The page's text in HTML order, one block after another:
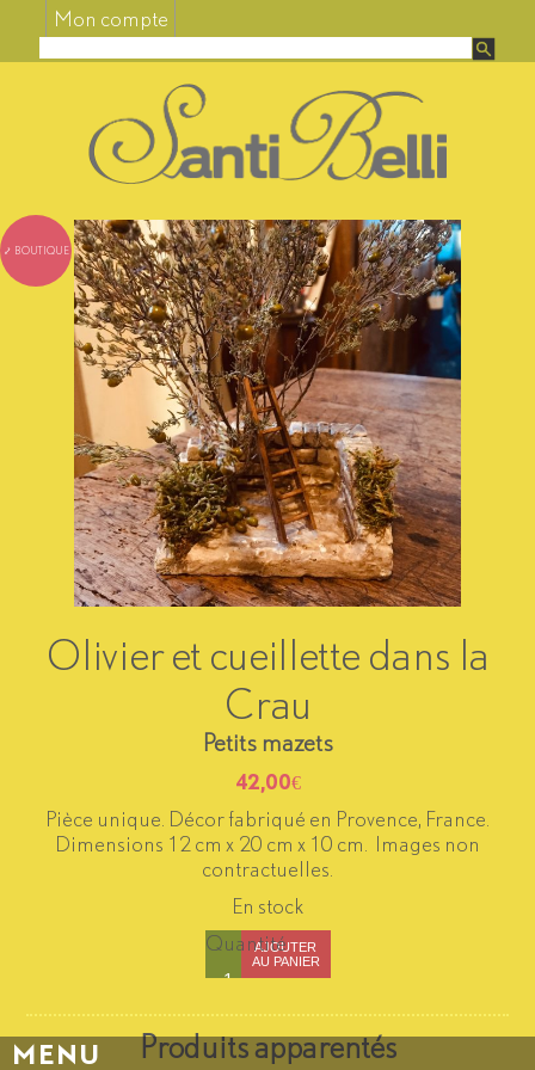
Mon compte
⤦ BOUTIQUE
Olivier et cueillette dans la
Crau
Petits mazets
42,00€
Pièce unique. Décor fabriqué en Provence, France.
Dimensions 12 cm x 20 cm x 10 cm. Images non
contractuelles.
En stock
QuantitéAJOUTER
AU PANIER
Produits apparentés
MENU